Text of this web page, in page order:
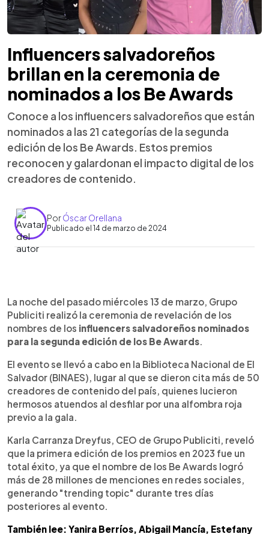
Influencers salvadoreños
brillan en la ceremonia de
nominados a los Be Awards
Conoce a los influencers salvadoreños que están
nominados a las 21 categorías de la segunda
edición de los Be Awards. Estos premios
reconocen y galardonan el impacto digital de los
creadores de contenido.
PorÓscar Orellana
Publicado el 14 de marzo de 2024
► Escuchar artículo
La noche del pasado miércoles 13 de marzo, Grupo
Publiciti realizó la ceremonia de revelación de los
nombres de los influencers salvadoreños nominados
para la segunda edición de los Be Awards
El evento se llevó a cabo en la Biblioteca Nacional de El
Salvador (BINAES), lugar al que se dieron cita más de 50
creadores de contenido del país, quienes lucieron
hermosos atuendos al desfilar por una alfombra roja
previo a la gala.
Karla Carranza Dreyfus, CEO de Grupo Publiciti, reveló
que la primera edición de los premios en 2023 fue un
total éxito, ya que el nombre de los Be Awards logró
más de 28 millones de menciones en redes sociales,
generando "trending topic" durante tres días
posteriores al evento.
También lee: Yanira Berríos, Abigail Mancía, Estefany